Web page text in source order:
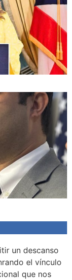
un descanso
el vínculo
que nos